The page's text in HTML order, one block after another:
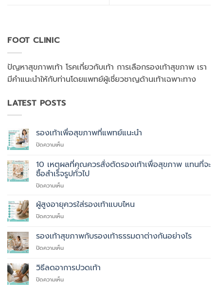
FOOT CLINIC
ปัญหาสุขภาพเท้า โรคเกี่ยวกับเท้า การเลือกรองเท้าสุขภาพ เรา
มีคำแนะนำให้กับท่านโดยแพทย์ผู้เชี่ยวชาญด้านเท้าเฉพาะทาง
LATEST POSTS
รองเท้าเพื่อสุขภาพที่แพทย์แนะนำ
ปิดความเห็นบน
เพื่อ
สุขภาพ
ที่
แพทย์
10 เหตุผลที่คุณควรสั่งตัดรองเท้าเพื่อสุขภาพ แทนที่จะ
ซื้อสำเร็จรูปทั่วไป
ปิดความเห็นบน
เหตุผล
คุณ
สั่ง
ตัด
รองเท้า
สุขภาพ
แทนที่
ผู้สูงอายุควรใส่รองเท้าแบบไหน
ปิดความเห็นบน
สูง
อายุ
ควร
รองเท้า
ไหน
รองเท้าสุขภาพกับรองเท้าธรรมดาต่างกันอย่างไร
ปิดความเห็นบน
สุขภาพ
กับ
รองเท้า
วิธีลดอาการปวดเท้า
ปิดความเห็นบน